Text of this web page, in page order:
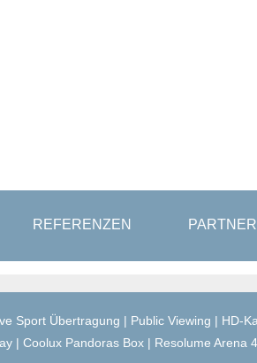
REFERENZEN PARTNER